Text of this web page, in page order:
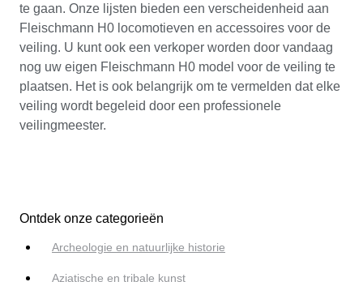
te gaan. Onze lijsten bieden een verscheidenheid aan
Fleischmann H0 locomotieven en accessoires voor de
veiling. U kunt ook een verkoper worden door vandaag
nog uw eigen Fleischmann H0 model voor de veiling te
plaatsen. Het is ook belangrijk om te vermelden dat elke
veiling wordt begeleid door een professionele
veilingmeester.
Ontdek onze categorieën
Archeologie en natuurlijke historie
Aziatische en tribale kunst